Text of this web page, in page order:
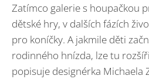
Zatímco galerie s houpačkou
dětské hry, v dalších fázích
pro koníčky. A jakmile děti
rodinného hnízda, lze tu
popisuje designérka Michaela